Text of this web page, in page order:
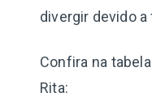
divergir devido
Confira na
Rita: